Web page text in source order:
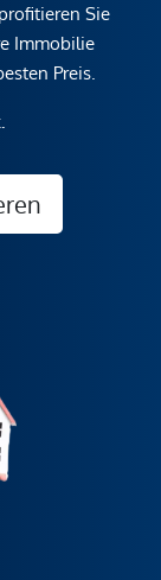
Sie
Immobilie
Preis.